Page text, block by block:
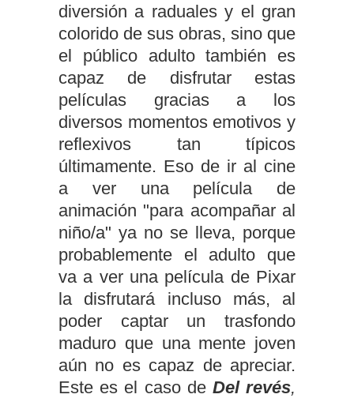
diversión a raduales y el gran
colorido de sus obras, sino que
el público adulto también es
capaz de disfrutar estas
películas gracias a los
diversos momentos emotivos y
reflexivos tan típicos
últimamente. Eso de ir al cine
a ver una película de
animación "para acompañar al
niño/a" ya no se lleva, porque
probablemente el adulto que
va a ver una película de Pixar
la disfrutará incluso más, al
poder captar un trasfondo
maduro que una mente joven
aún no es capaz de apreciar.
Este es el caso de Del revés,